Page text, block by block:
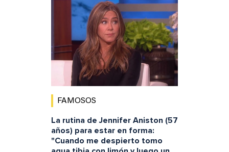
FAMOSOS
La rutina de Jennifer Aniston (57
años) para estar en forma:
"Cuando me despierto tomo